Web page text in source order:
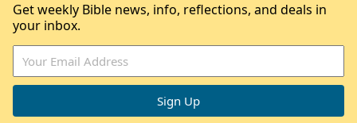
Get weekly Bible news, info, reflections, and deals in
your inbox.